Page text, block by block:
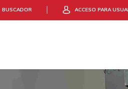
BUSCADOR ACCESO PARA
ACCIÓN SOCIAL